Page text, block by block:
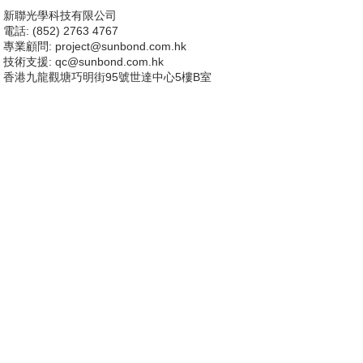
新聯光學科技有限公司
電話: (852) 2763 4767
專業顧問: project@sunbond.com.hk
技術支援: qc@sunbond.com.hk
香港九龍觀塘巧明街95號世達中心5樓B室